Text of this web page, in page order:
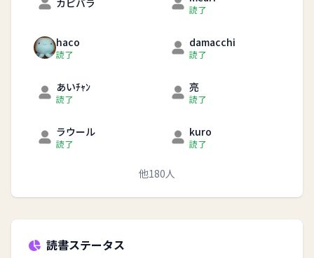
カピバラ 読了
haco
読了
damacchi
読了
あいﾁｬﾝ
読了
亮
読了
ラウール
読了
kuro
読了
他180人
読書ステータス